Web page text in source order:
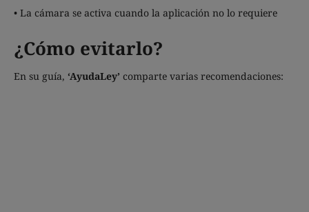
• La cámara se activa cuando la aplicación no lo requiere
¿Cómo evitarlo?
En su guía, ‘AyudaLey’ comparte varias recomendaciones: